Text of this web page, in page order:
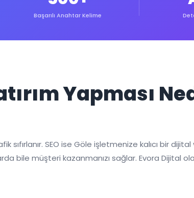
Başarılı Anahtar Kelime
Yapması
SEO ise Göle işletmenize kalıcı bir
bile müşteri kazanmanızı sağlar. Evora Dijital